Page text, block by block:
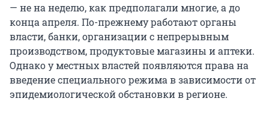
— не на неделю, как предполагали многие, а до
конца апреля. По-прежнему работают органы
власти, банки, организации с непрерывным
производством, продуктовые магазины и аптеки.
Однако у местных властей появляются права на
введение специального режима в зависимости от
эпидемиологической обстановки в регионе.